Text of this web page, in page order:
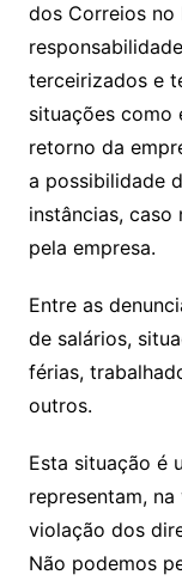
dos Correios no
terceirizados e
situações como
retorno da
a possibilidade
instâncias,
pela empresa.
Entre as
de salários,
férias,
outros.
Esta situação é
representam,
violação dos
Não podemos